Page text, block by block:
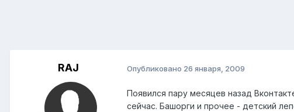
RAJ Опубликовано 26 января, 2009
Появился пару месяцев назад
сейчас. Башорги и прочее - детский